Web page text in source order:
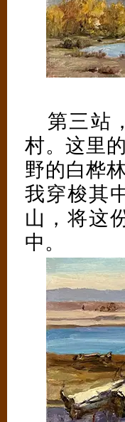
第三站
村。这里
野的白桦
我穿梭其
山，将这
中。